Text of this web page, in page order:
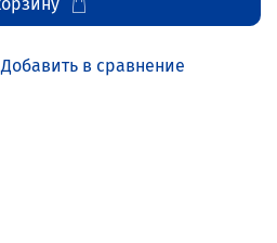
Добавить в сравнение